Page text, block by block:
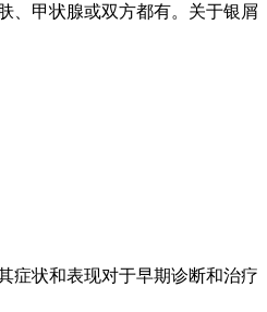
、甲状腺或双方都有。关于银屑
症状和表现对于早期诊断和治疗